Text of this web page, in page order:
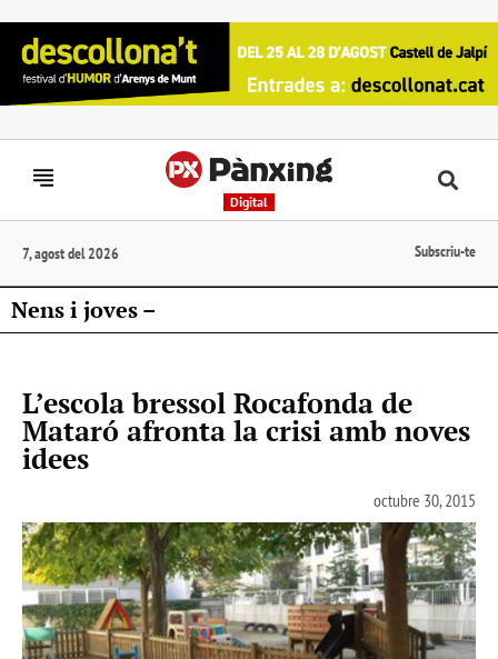
Digital
7, agost del 2026 Subscriu-te
Nens i joves –
L’escola bressol Rocafonda de
Mataró afronta la crisi amb noves
idees
octubre 30, 2015